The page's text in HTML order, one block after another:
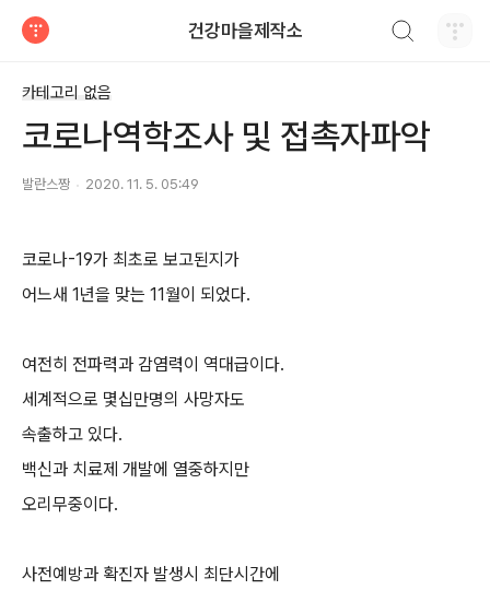
건강마을제작소
카테고리 없음
코로나역학조사 및 접촉자파악
발란스짱 2020. 11. 5. 05:49
코로나-19가 최초로 보고된지가
어느새 1년을 맞는 11월이 되었다.
여전히 전파력과 감염력이 역대급이다.
세계적으로 몇십만명의 사망자도
속출하고 있다.
백신과 치료제 개발에 열중하지만
오리무중이다.
사전예방과 확진자 발생시 최단시간에